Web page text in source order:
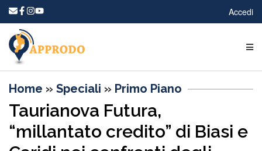
Accedi
Home » Speciali » Primo Piano
Taurianova Futura,
“millantato credito” di Biasi e